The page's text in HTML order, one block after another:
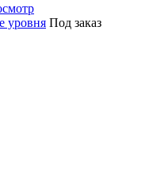
уровня Под заказ